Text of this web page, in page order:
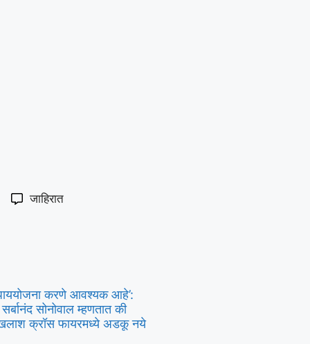
जाहिरात
करणे आवश्यक आहे’:
सोनोवाल म्हणतात की
खलाश क्रॉस फायरमध्ये अडकू नये